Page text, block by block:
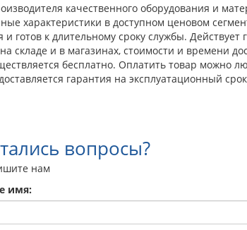
качественного оборудования и
характеристики в доступном ценовом
к длительному сроку службы. Действует
складе и в магазинах, стоимости и времени
бесплатно. Оплатить товар можно
гарантия на эксплуатационный
вопросы?
нам
имя: